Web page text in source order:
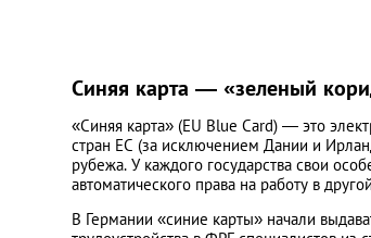
Португалия
Россия
Синяя карта — «зеленый
«Синяя карта» (EU Blue Card) — это
стран ЕС (за исключением Дании и
рубежа. У каждого государства свои
автоматического права на работу в
В Германии «синие карты» начали